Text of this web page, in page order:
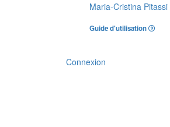
Maria-Cristina Pitassi
Guide d'utilisation
Connexion